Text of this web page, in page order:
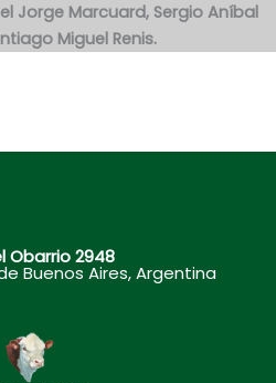
Jorge Marcuard, Sergio Aníbal
Miguel Renis.
Obarrio 2948
Buenos Aires, Argentina